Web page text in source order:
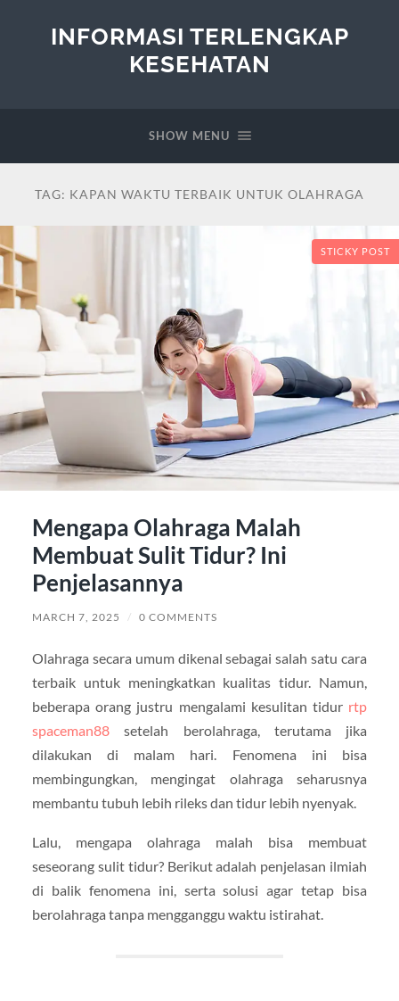
INFORMASI TERLENGKAP
KESEHATAN
SHOW MENU
TAG: KAPAN WAKTU TERBAIK UNTUK OLAHRAGA
STICKY POST
Mengapa Olahraga Malah
Membuat Sulit Tidur? Ini
Penjelasannya
MARCH 7, 2025 / 0 COMMENTS
Olahraga secara umum dikenal sebagai salah satu cara
terbaik untuk meningkatkan kualitas tidur. Namun,
beberapa orang justru mengalami kesulitan tidur rtp
spaceman88setelah berolahraga, terutama jika
dilakukan di malam hari. Fenomena ini bisa
membingungkan, mengingat olahraga seharusnya
membantu tubuh lebih rileks dan tidur lebih nyenyak.
Lalu, mengapa olahraga malah bisa membuat
seseorang sulit tidur? Berikut adalah penjelasan ilmiah
di balik fenomena ini, serta solusi agar tetap bisa
berolahraga tanpa mengganggu waktu istirahat.